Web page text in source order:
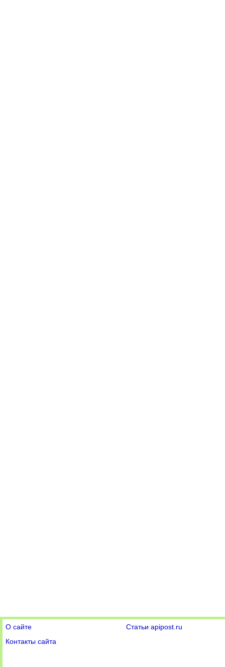
О сайте
Статьи apipost.ru
Контакты сайта